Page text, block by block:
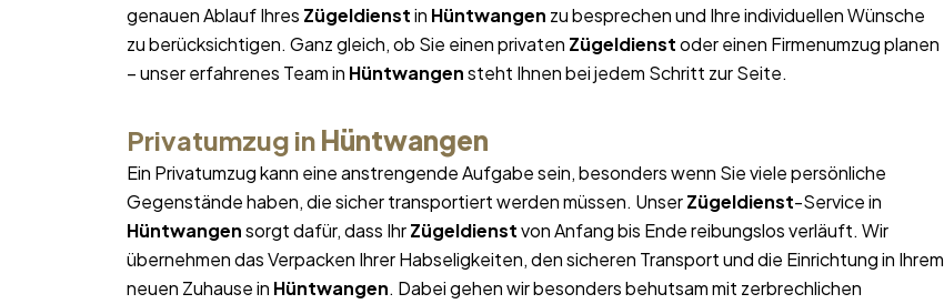
genauen Ablauf Ihres Zügeldienstin Hüntwangen zu besprechen und Ihre individuellen Wünsche
zu berücksichtigen. Ganz gleich, ob Sie einen privaten Zügeldienstoder einen Firmenumzug planen
– unser erfahrenes Team in Hüntwangensteht Ihnen bei jedem Schritt zur Seite.
Privatumzug in Hüntwangen
Ein Privatumzug kann eine anstrengende Aufgabe sein, besonders wenn Sie viele persönliche
Gegenstände haben, die sicher transportiert werden müssen. UnserZügeldienst-Service in
Hüntwangensorgt dafür, dass IhrZügeldienstvon Anfang bis Ende reibungslos verläuft. Wir
übernehmen das Verpacken Ihrer Habseligkeiten, den sicheren Transport und die Einrichtung in Ihrem
neuen Zuhause in Hüntwangen. Dabei gehen wir besonders behutsam mit zerbrechlichen